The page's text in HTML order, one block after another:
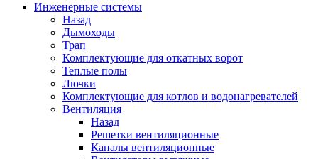
Инженерные системы
Назад
Дымоходы
Трап
Комплектующие для откатных ворот
Теплые полы
Лючки
Комплектующие для котлов и водонагревателей
Вентиляция
Назад
Решетки вентиляционные
Каналы вентиляционные